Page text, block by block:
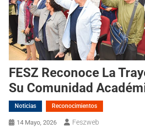
FESZ Reconoce La
Su Comunidad
Noticias Reconocimientos
14 Mayo, 2026 Feszweb